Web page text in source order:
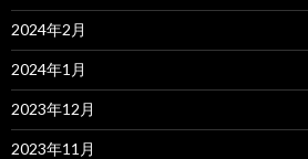
2024年2月
2024年1月
2023年12月
2023年11月